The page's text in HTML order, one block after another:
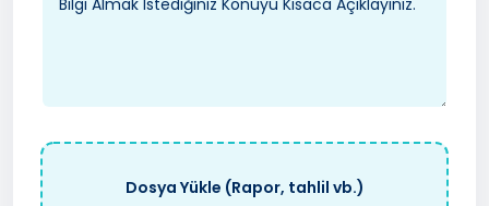
Dosya Yükle (Rapor, tahlil vb.)